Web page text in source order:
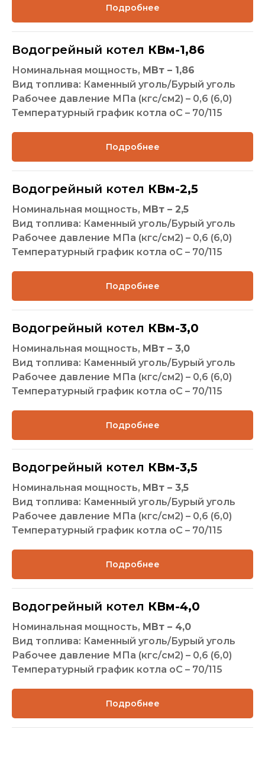
Подробнее
Водогрейный котел КВм-1,86
Номинальная мощность, МВт – 1,86
Вид топлива: Каменный уголь/Бурый уголь
Рабочее давление МПа (кгс/см2) – 0,6 (6,0)
Температурный график котла оС – 70/115
Подробнее
Водогрейный котел КВм-2,5
Номинальная мощность, МВт – 2,5
Вид топлива: Каменный уголь/Бурый уголь
Рабочее давление МПа (кгс/см2) – 0,6 (6,0)
Температурный график котла оС – 70/115
Подробнее
Водогрейный котел КВм-3,0
Номинальная мощность, МВт – 3,0
Вид топлива: Каменный уголь/Бурый уголь
Рабочее давление МПа (кгс/см2) – 0,6 (6,0)
Температурный график котла оС – 70/115
Подробнее
Водогрейный котел КВм-3,5
Номинальная мощность, МВт – 3,5
Вид топлива: Каменный уголь/Бурый уголь
Рабочее давление МПа (кгс/см2) – 0,6 (6,0)
Температурный график котла оС – 70/115
Подробнее
Водогрейный котел КВм-4,0
Номинальная мощность, МВт – 4,0
Вид топлива: Каменный уголь/Бурый уголь
Рабочее давление МПа (кгс/см2) – 0,6 (6,0)
Температурный график котла оС – 70/115
Подробнее
ПК КОТЛОМАШ
Отправьте, чертеж рассчитаем
стоимость, проконсультируем
бесплатно!